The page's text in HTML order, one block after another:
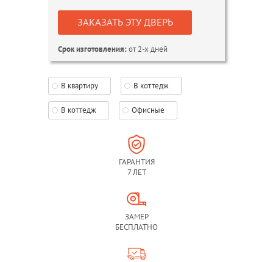
ЗАКАЗАТЬ ЭТУ ДВЕРЬ
Срок изготовления:от 2-х дней
В квартиру В коттедж
В коттедж Офисные
ГАРАНТИЯ
7 ЛЕТ
ЗАМЕР
БЕСПЛАТНО